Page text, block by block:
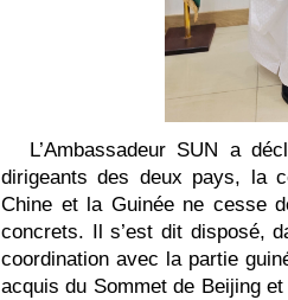
L’Ambassadeur SUN a
dirigeants des deux pays, la
Chine et la Guinée ne cesse
concrets. Il s’est dit disposé,
coordination avec la partie
acquis du Sommet de Beijing